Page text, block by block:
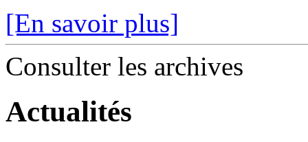
[En savoir plus]
Consulter les archives
Actualités